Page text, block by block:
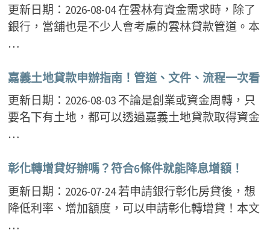
更新日期：2026-08-04 在雲林有資金需求時，除了
銀行，當舖也是不少人會考慮的雲林貸款管道。本
…
嘉義土地貸款申辦指南！管道、文件、流程一次看
更新日期：2026-08-03 不論是創業或資金周轉，只
要名下有土地，都可以透過嘉義土地貸款取得資金
…
彰化轉增貸好辦嗎？符合6條件就能降息增額！
更新日期：2026-07-24 若申請銀行彰化房貸後，想
降低利率、增加額度，可以申請彰化轉增貸！本文
…